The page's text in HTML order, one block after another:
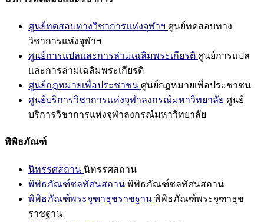
ศูนย์ทดสอบทางวิชาการแห่งจุฬาฯ ศูนย์ทดสอบทาง
วิชาการแห่งจุฬาฯ
ศูนย์การแปลและการล่ามเฉลิมพระเกียรติ ศูนย์การแปล
และการล่ามเฉลิมพระเกียรติ
ศูนย์กฎหมายเพื่อประชาชน ศูนย์กฎหมายเพื่อประชาชน
ศูนย์บริการวิชาการแห่งจุฬาลงกรณ์มหาวิทยาลัย ศูนย์
บริการวิชาการแห่งจุฬาลงกรณ์มหาวิทยาลัย
พิพิธภัณฑ์
นิทรรศสถาน นิทรรศสถาน
พิพิธภัณฑ์ชลทัศนสถาน พิพิธภัณฑ์ชลทัศนสถาน
พิพิธภัณฑ์พระจุฑาธุชราชฐาน พิพิธภัณฑ์พระจุฑาธุช
ราชฐาน